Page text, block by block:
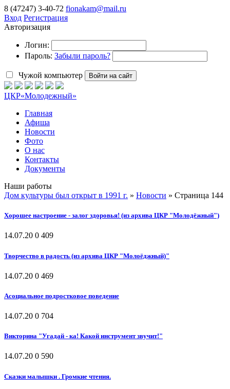
8 (47247) 3-40-72 fionakam@mail.ru
Вход Регистрация
Авторизация
Логин:
Пароль: Забыли пароль?
Чужой компьютер Войти на сайт
ЦКР«Молодежный»
Главная
Афиша
Новости
Фото
О нас
Контакты
Документы
Наши работы
Дом культуры был открыт в 1991 г. » Новости » Страница 144
Хорошее настроение - залог здоровья! (из архива ЦКР "Молодёжный")
14.07.20 0 409
Творчество в радость (из архива ЦКР "Молоёджный)"
14.07.20 0 469
Асоциальное подростковое поведение
14.07.20 0 704
Викторина "Угадай - ка! Какой инструмент звучит!"
14.07.20 0 590
Сказки малышки . Громкие чтения.